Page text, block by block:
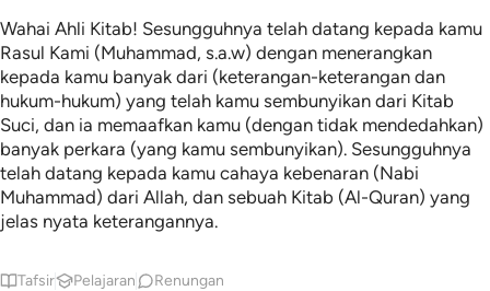
Wahai Ahli Kitab! Sesungguhnya telah datang kepada kamu
Rasul Kami (Muhammad, s.a.w) dengan menerangkan
kepada kamu banyak dari (keterangan-keterangan dan
hukum-hukum) yang telah kamu sembunyikan dari Kitab
Suci, dan ia memaafkan kamu (dengan tidak mendedahkan)
banyak perkara (yang kamu sembunyikan). Sesungguhnya
telah datang kepada kamu cahaya kebenaran (Nabi
Muhammad) dari Allah, dan sebuah Kitab (Al-Quran) yang
jelas nyata keterangannya.
Tafsir Pelajaran Renungan